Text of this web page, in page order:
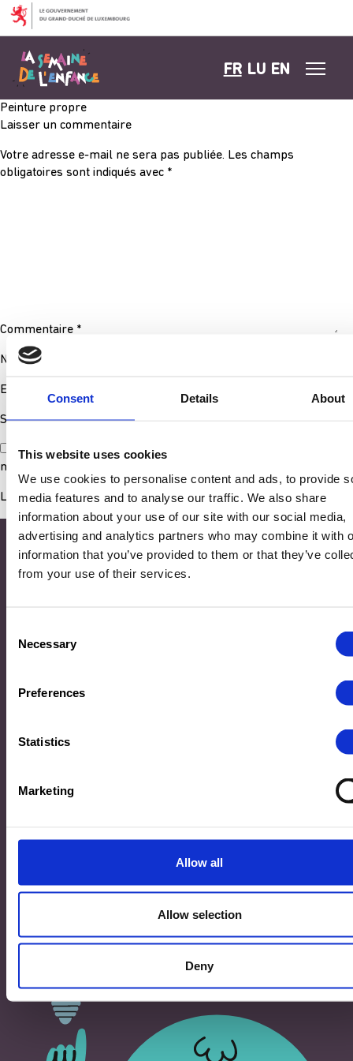
Consent Details About
This website uses cookies
We use cookies to personalise content and ads, to provide
media features and to analyse our traffic. We also share
information about your use of our site with our social media,
advertising and analytics partners who may combine it with
information that you’ve provided to them or that they’ve
from your use of their services.
Selection
Necessary
Preferences
Statistics
Marketing
Allow all
Allow selection
Deny
Aller au contenu
FR LU EN
Peinture propre
Laisser un commentaire
Votre adresse e-mail ne sera pas publiée. Les champs
obligatoires sont indiqués avec *
Commentaire *
Nom*
E-mail
Site web
Enregistrer mon nom, mon e-mail et mon site dans le
navigateur pour mon prochain commentaire.
Adresse
©2026 Ministère de l’Éducation nationale, de l’Enfance